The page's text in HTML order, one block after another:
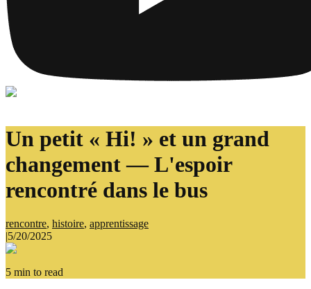
Un petit « Hi! » et un grand
changement — L'espoir
rencontré dans le bus
rencontre, histoire, apprentissage
|5/20/2025
5 min to read